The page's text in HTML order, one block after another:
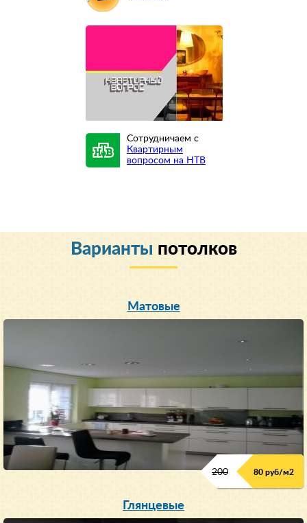
Сотрудничаем с
Квартирным
вопросом на НТВ
Варианты потолков
Матовые
200 80 руб/м2
Глянцевые